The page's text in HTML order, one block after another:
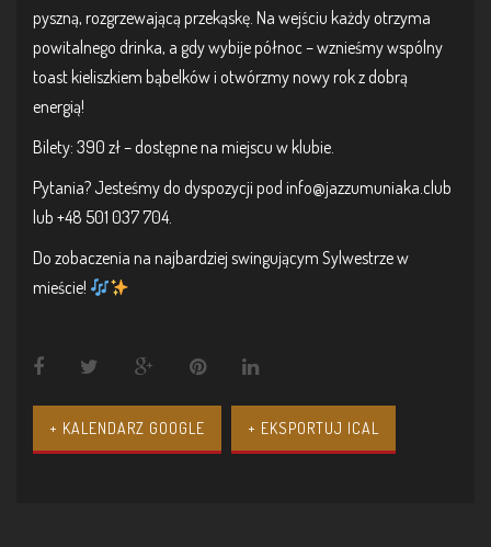
pyszną, rozgrzewającą przekąskę. Na wejściu każdy otrzyma
powitalnego drinka, a gdy wybije północ – wznieśmy wspólny
toast kieliszkiem bąbelków i otwórzmy nowy rok z dobrą
energią!
Bilety: 390 zł – dostępne na miejscu w klubie.
Pytania? Jesteśmy do dyspozycji pod info@jazzumuniaka.club
lub +48 501 037 704.
Do zobaczenia na najbardziej swingującym Sylwestrze w
mieście!
+ KALENDARZ GOOGLE + EKSPORTUJ ICAL